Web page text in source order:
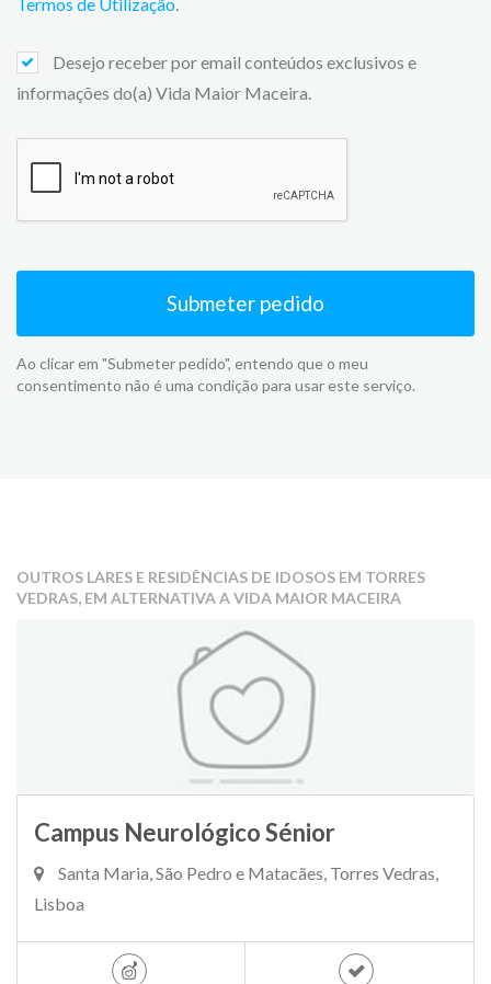
Desejo receber por email conteúdos exclusivos e
informações do(a) Vida Maior Maceira.
Submeter pedido
Ao clicar em "Submeter pedido", entendo que o meu
consentimento não é uma condição para usar este serviço.
OUTROS LARES E RESIDÊNCIAS DE IDOSOS EM TORRES
VEDRAS, EM ALTERNATIVA A VIDA MAIOR MACEIRA
Campus Neurológico Sénior
Santa Maria, São Pedro e Matacães, Torres Vedras,
Lisboa